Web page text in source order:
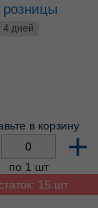
розницы
4 дней
в корзину
+
по 1 шт
15 шт